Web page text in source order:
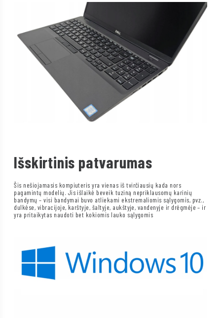
Išskirtinis patvarumas
Šis nešiojamasis kompiuteris yra vienas iš tvirčiausių kada nors
pagamintų modelių. Jis išlaikė beveik tuziną nepriklausomų karinių
bandymų – visi bandymai buvo atliekami ekstremaliomis sąlygomis, pvz.,
dulkėse, vibracijoje, karštyje, šaltyje, aukštyje, vandenyje ir drėgmėje – ir
yra pritaikytas naudoti bet kokiomis lauko sąlygomis